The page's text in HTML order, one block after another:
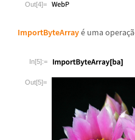
Out[4]=
ImportByteArrayé uma operaçã
In[5]:=
Out[5]=